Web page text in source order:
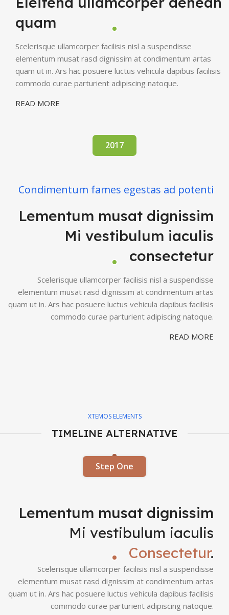
quam
Scelerisque ullamcorper facilisis nisl a suspendisse
elementum musat rasd dignissim at condimentum artas
quam ut in. Ars hac posuere luctus vehicula dapibus facilisis
commodo curae parturient adipiscing natoque.
READ MORE
2017
Condimentum fames egestas ad potenti
Lementum musat dignissim
Mi vestibulum iaculis
consectetur
Scelerisque ullamcorper facilisis nisl a suspendisse
elementum musat rasd dignissim at condimentum artas
quam ut in. Ars hac posuere luctus vehicula dapibus facilisis
commodo curae parturient adipiscing natoque.
READ MORE
XTEMOS ELEMENTS
TIMELINE ALTERNATIVE
Step One
Lementum musat dignissim
Mi vestibulum iaculis
Consectetur.
Scelerisque ullamcorper facilisis nisl a suspendisse
elementum musat rasd dignissim at condimentum artas
quam ut in. Ars hac posuere luctus vehicula dapibus facilisis
commodo curae parturient adipiscing natoque.